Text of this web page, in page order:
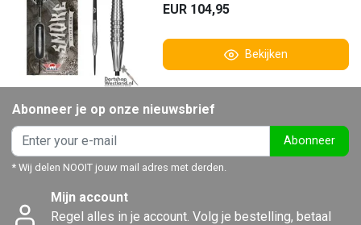
EUR 104,95
Bekijken
Abonneer je op onze nieuwsbrief
Abonneer
* Wij delen NOOIT jouw mail adres met derden.
Mijn account
Regel alles in je account. Volg je bestelling, betaal